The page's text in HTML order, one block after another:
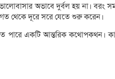
অভাবে দুর্বল হয় না। বরং
থেকে দূরে সরে যেতে শুরু করেন।
পারে একটি আন্তরিক কথোপকথন।